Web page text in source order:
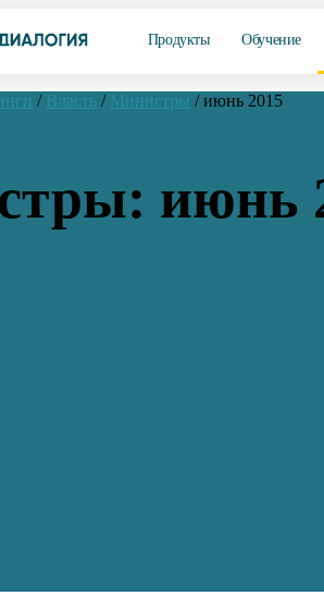
Продукты Обучение
/ Власть / Министры / июнь 2015
июнь